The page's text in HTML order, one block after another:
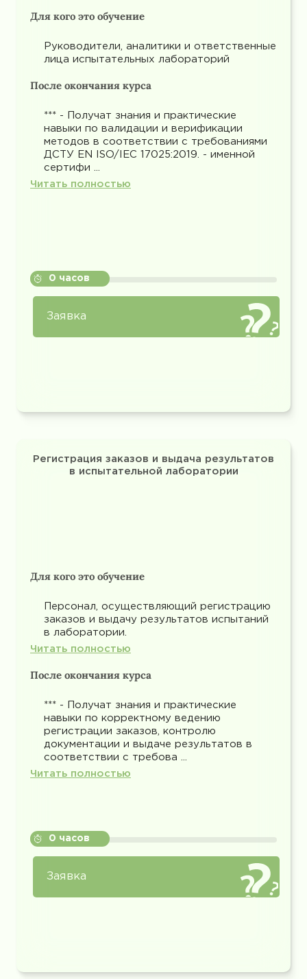
Для кого это обучение
Руководители, аналитики и ответственные
лица испытательных лабораторий
После окончания курса
*** - Получат знания и практические
навыки по валидации и верификации
методов в соответствии с требованиями
ДСТУ EN ISO/IEC 17025:2019. - именной
сертифи ...
Читать полностью
0 часов
Заявка
Регистрация заказов и выдача результатов
в испытательной лаборатории
Для кого это обучение
Персонал, осуществляющий регистрацию
заказов и выдачу результатов испытаний
в лаборатории.
Читать полностью
После окончания курса
*** - Получат знания и практические
навыки по корректному ведению
регистрации заказов, контролю
документации и выдаче результатов в
соответствии с требова ...
Читать полностью
0 часов
Заявка